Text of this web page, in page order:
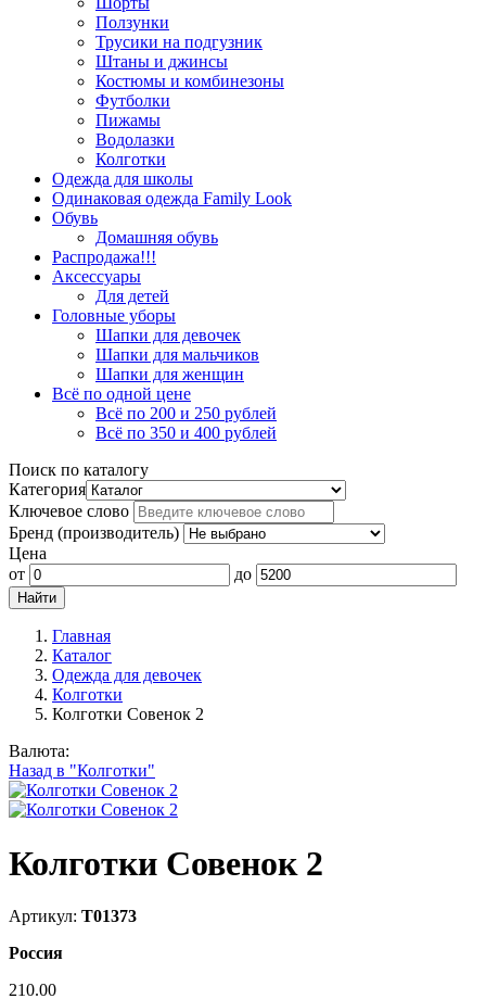
Ползунки
Трусики на подгузник
Штаны и джинсы
Костюмы и комбинезоны
Футболки
Пижамы
Водолазки
Колготки
Одежда для школы
Одинаковая одежда Family Look
Обувь
Домашняя обувь
Распродажа!!!
Аксессуары
Для детей
Головные уборы
Шапки для девочек
Шапки для мальчиков
Шапки для женщин
Всё по одной цене
Всё по 200 и 250 рублей
Всё по 350 и 400 рублей
Поиск по каталогу
Категория
Ключевое слово
Бренд (производитель)
Цена
от
до
Главная
Каталог
Одежда для девочек
Колготки
Колготки Совенок 2
Валюта:
Назад в "Колготки"
Колготки Совенок 2
Артикул: Т01373
Россия
210.00